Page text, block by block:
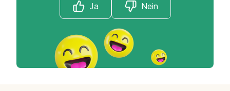
Ja Nein